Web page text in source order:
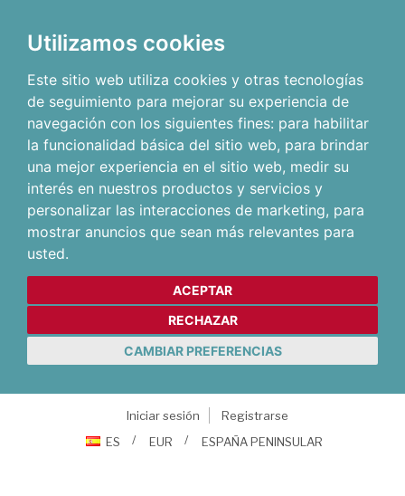
Utilizamos cookies
Este sitio web utiliza cookies y otras tecnologías
de seguimiento para mejorar su experiencia de
navegación con los siguientes fines: para habilitar
la funcionalidad básica del sitio web, para brindar
una mejor experiencia en el sitio web, medir su
interés en nuestros productos y servicios y
personalizar las interacciones de marketing, para
mostrar anuncios que sean más relevantes para
usted.
ACEPTAR
RECHAZAR
CAMBIAR PREFERENCIAS
Iniciar sesión
Registrarse
ES
EUR ESPAÑA PENINSULAR